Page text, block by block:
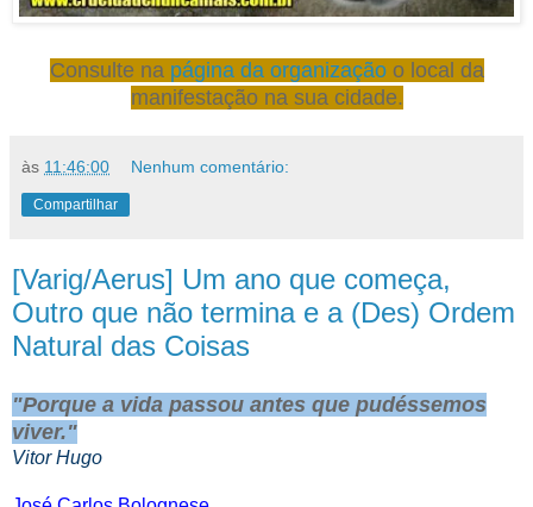
Consulte na página da organizaçãoo local da
manifestação na sua cidade.
às 11:46:00 Nenhum comentário:
Compartilhar
[Varig/Aerus] Um ano que começa,
Outro que não termina e a (Des) Ordem
Natural das Coisas
"Porque a vida passou antes que pudéssemos
viver."
Vitor Hugo